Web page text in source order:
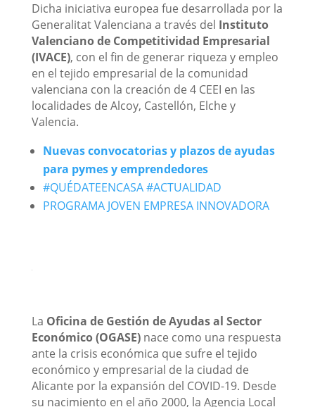
Dicha iniciativa europea fue desarrollada por la
Generalitat Valenciana a través del Instituto
Valenciano de Competitividad Empresarial
(IVACE), con el fin de generar riqueza y empleo
en el tejido empresarial de la comunidad
valenciana con la creación de 4 CEEI en las
localidades de Alcoy, Castellón, Elche y
Valencia.
Nuevas convocatorias y plazos de ayudas
para pymes y emprendedores
#QUÉDATEENCASA #ACTUALIDAD
PROGRAMA JOVEN EMPRESA INNOVADORA
La Oficina de Gestión de Ayudas al Sector
Económico (OGASE)nace como una respuesta
ante la crisis económica que sufre el tejido
económico y empresarial de la ciudad de
Alicante por la expansión del COVID-19. Desde
su nacimiento en el año 2000, la Agencia Local